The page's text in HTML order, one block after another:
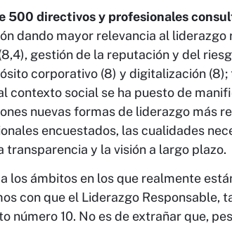
500 directivos y profesionales
dando mayor relevancia al
gestión de la reputación y del
corporativo (8) y digitalización
contexto social se ha puesto de
nuevas formas de liderazgo más
encuestados, las cualidades
transparencia y la visión a largo plazo.
los ámbitos en los que realmente
con que el Liderazgo Responsable,
número 10. No es de extrañar que,